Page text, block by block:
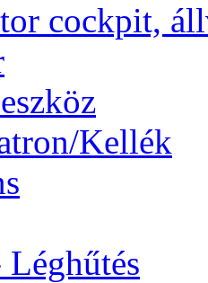
cockpit,
Kellék